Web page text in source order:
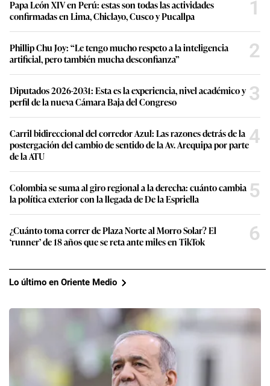
Papa León XIV en Perú: estas son todas las actividades
confirmadas en Lima, Chiclayo, Cusco y Pucallpa
1
Phillip Chu Joy: “Le tengo mucho respeto a la inteligencia
artificial, pero también mucha desconfianza”
2
Diputados 2026-2031: Esta es la experiencia, nivel académico y
perfil de la nueva Cámara Baja del Congreso
3
Carril bidireccional del corredor Azul: Las razones detrás de la
postergación del cambio de sentido de la Av. Arequipa por parte
de la ATU
4
Colombia se suma al giro regional a la derecha: cuánto cambia
la política exterior con la llegada de De la Espriella
5
¿Cuánto toma correr de Plaza Norte al Morro Solar? El
‘runner’ de 18 años que se reta ante miles en TikTok
6
Lo último en Oriente Medio